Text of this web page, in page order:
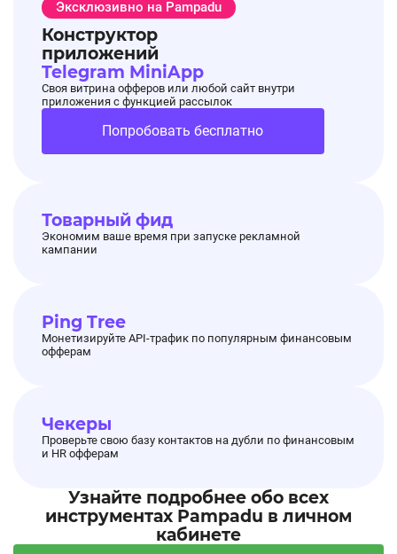
Эксклюзивно на Pampadu
Конструктор
приложений
Telegram MiniApp
Своя витрина офферов или любой сайт внутри
приложения с функцией рассылок
Попробовать бесплатно
Товарный фид
Экономим ваше время при запуске рекламной
кампании
Ping Tree
Монетизируйте API-трафик по популярным финансовым
офферам
Чекеры
Проверьте свою базу контактов на дубли по финансовым
и HR офферам
Узнайте подробнее обо всех
инструментах Pampadu в личном
кабинете